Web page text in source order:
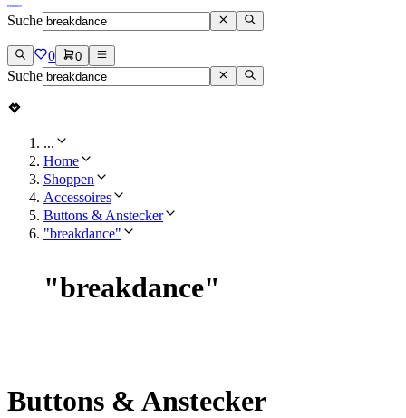
Suche
0 0
Suche
...
Home
Shoppen
Accessoires
Buttons & Anstecker
"breakdance"
"breakdance"
Buttons & Anstecker